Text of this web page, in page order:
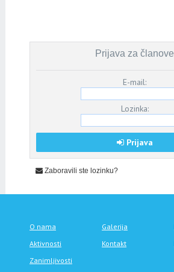
Prijava za članove
E-mail:
Lozinka:
Prijava
Zaboravili ste lozinku?
O nama Galerija
Aktivnosti
Kontakt
Zanimljivosti